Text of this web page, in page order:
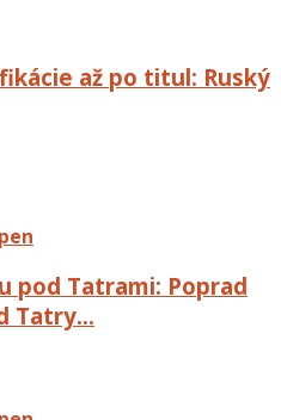
až po titul: Ruský
pod Tatrami: Poprad
Tatry…